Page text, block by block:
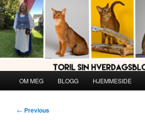
Skip
to
primary
content
OM MEG BLOGG HJEMMESIDE
Post
← Previous